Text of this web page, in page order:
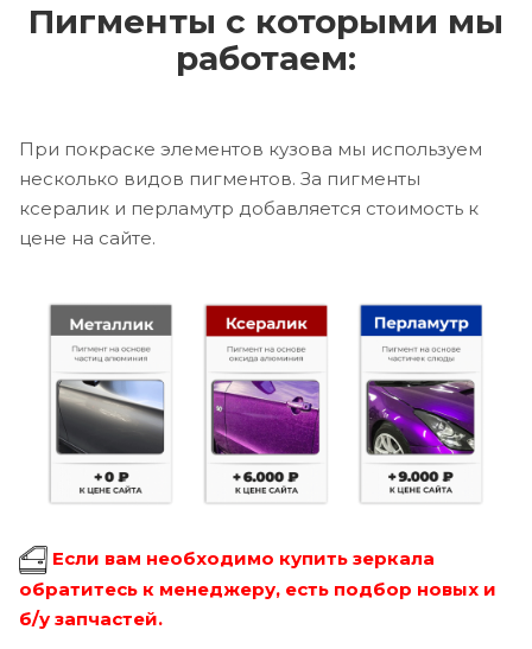
Пигменты с которыми мы
работаем:
При покраске элементов кузова мы используем
несколько видов пигментов. За пигменты
ксералик и перламутр добавляется стоимость к
цене на сайте.
Если вам необходимо купить зеркала
обратитесь к менеджеру, есть подбор новых и
б/у запчастей.